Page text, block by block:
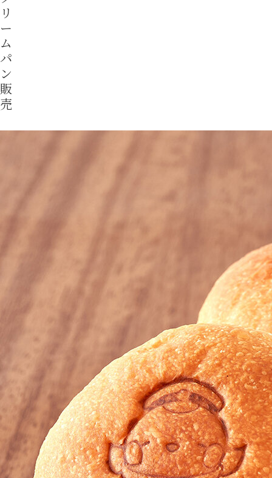
リ
ー
ム
パ
ン
販
売